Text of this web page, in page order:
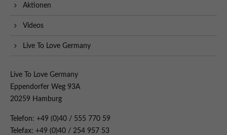
Aktionen
Videos
Live To Love Germany
Live To Love Germany
Eppendorfer Weg 93A
20259 Hamburg
Telefon: +49 (0)40 / 555 770 59
Telefax: +49 (0)40 / 254 957 53